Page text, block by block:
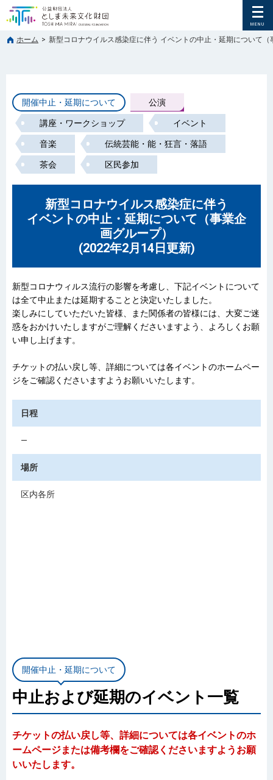
ホーム > 新型コロナウイルス感染症に伴う イベントの中止・延期について
開催中止・延期について 公演
講座・ワークショップ イベント
音楽 伝統芸能・能・狂言・落語
茶会 区民参加
新型コロナウイルス感染症に伴う
イベントの中止・延期について（事業企
画グループ）
(2022年2月14日更新)
新型コロナウィルス流行の影響を考慮し、下記イベントについて
は全て中止または延期することと決定いたしました。
楽しみにしていただいた皆様、また関係者の皆様には、大変ご迷
惑をおかけいたしますがご理解くださいますよう、よろしくお願
い申し上げます。
チケットの払い戻し等、詳細については各イベントのホームペー
ジをご確認くださいますようお願いいたします。
日程
―
場所
区内各所
開催中止・延期について
中止および延期のイベント一覧
チケットの払い戻し等、詳細については各イベントのホ
ームページまたは備考欄をご確認くださいますようお願
いいたします。